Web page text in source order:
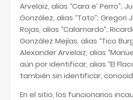
Arvelaiz, alias “Cara e’ Perro”;
González, alias “Tato”; Gregori
Rojas, alias “Calamardo”;
González Mejías, alias “Tico
Alexander Arvelaiz, alias
aún por identificar, alias “El
también sin identificar,
En el sitio, los funcionarios